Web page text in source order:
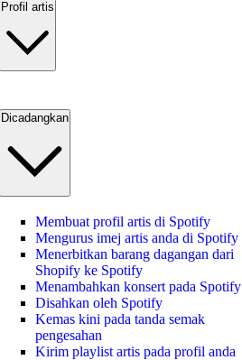
Profil artis
Dicadangkan
Membuat profil artis di Spotify
Mengurus imej artis anda di Spotify
Menerbitkan barang dagangan dari
Shopify ke Spotify
Menambahkan konsert pada Spotify
Disahkan oleh Spotify
Kemas kini pada tanda semak
pengesahan
Kirim playlist artis pada profil anda